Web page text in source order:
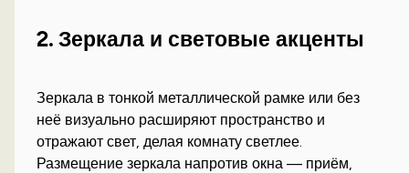
2. Зеркала и световые акценты
Зеркала в тонкой металлической рамке или без
неё визуально расширяют пространство и
отражают свет, делая комнату светлее.
Размещение зеркала напротив окна — приём,